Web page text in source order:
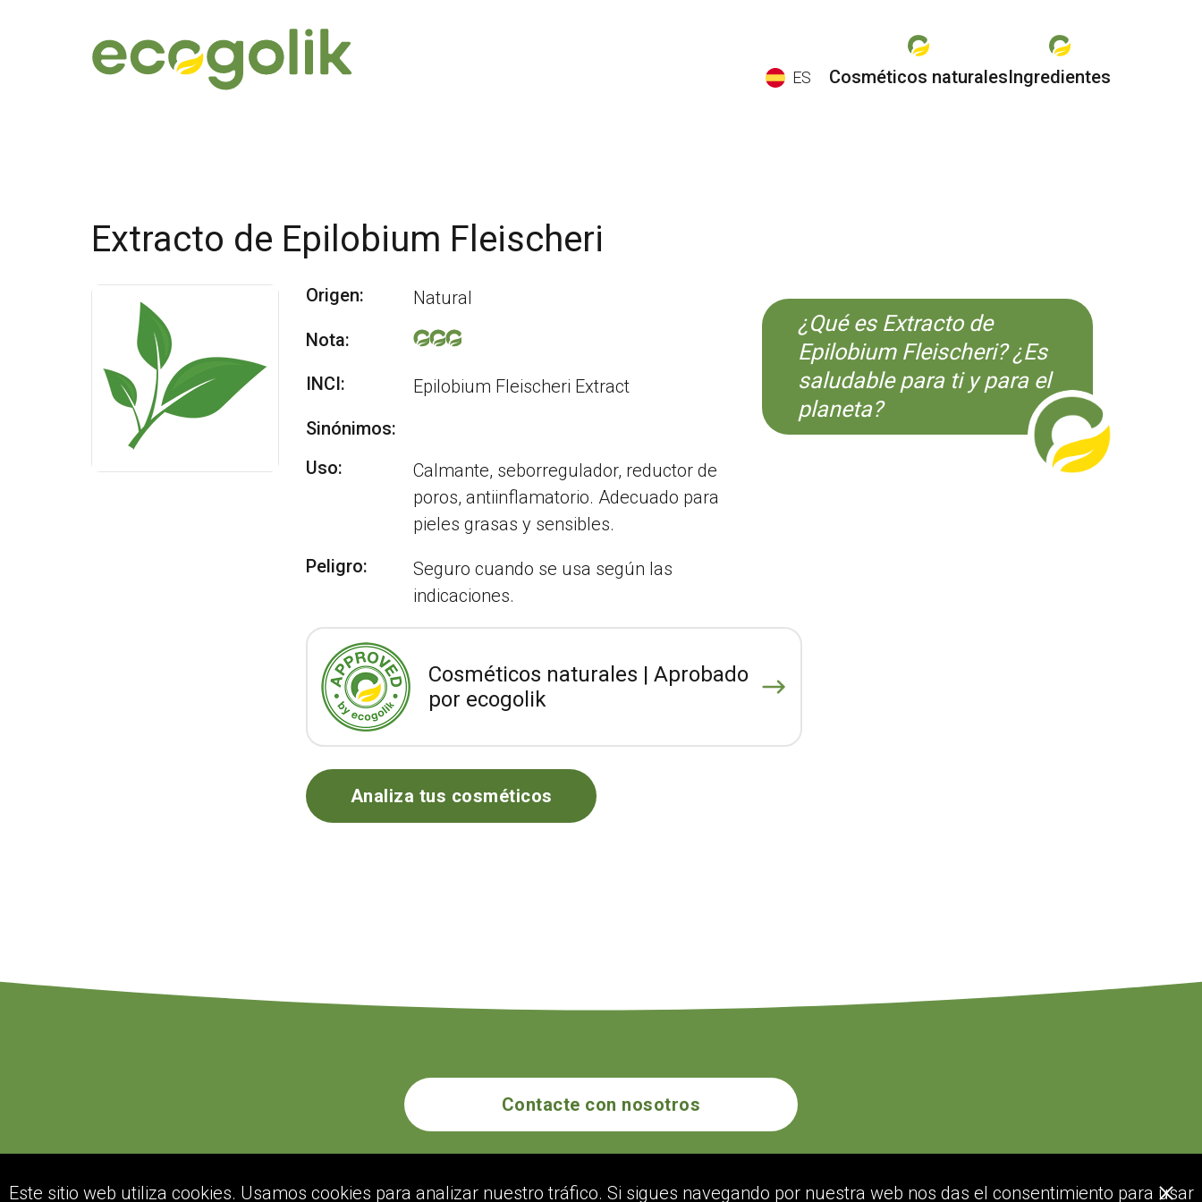
ES
Cosméticos naturalesIngredientes
¿Qué es Extracto de
Epilobium Fleischeri? ¿Es
saludable para ti y para el
planeta?
Extracto de Epilobium Fleischeri
Origen:
Natural
Nota:
INCI:
Epilobium Fleischeri Extract
Sinónimos:
Uso:
Calmante, seborregulador, reductor de
poros, antiinflamatorio. Adecuado para
pieles grasas y sensibles.
Peligro:
Seguro cuando se usa según las
indicaciones.
Cosméticos naturales | Aprobado
por ecogolik
Analiza tus cosméticos
Contacte con nosotros
ecogolik.com
Este sitio web utiliza cookies. Usamos cookies para analizar nuestro tráfico. Si sigues navegando por nuestra web nos das el consentimiento para usar